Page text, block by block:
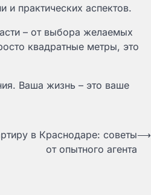
и практических аспектов.
– от выбора желаемых
квадратные метры, это
Ваша жизнь – это ваше
в Краснодаре: советы
от опытного агента
⟶